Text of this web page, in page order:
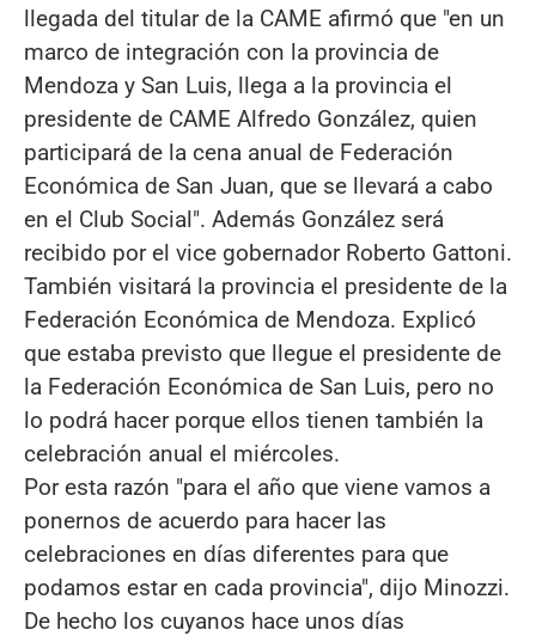
llegada del titular de la CAME afirmó que "en un
marco de integración con la provincia de
Mendoza y San Luis, llega a la provincia el
presidente de CAME Alfredo González, quien
participará de la cena anual de Federación
Económica de San Juan, que se llevará a cabo
en el Club Social". Además González será
recibido por el vice gobernador Roberto Gattoni.
También visitará la provincia el presidente de la
Federación Económica de Mendoza. Explicó
que estaba previsto que llegue el presidente de
la Federación Económica de San Luis, pero no
lo podrá hacer porque ellos tienen también la
celebración anual el miércoles.
Por esta razón "para el año que viene vamos a
ponernos de acuerdo para hacer las
celebraciones en días diferentes para que
podamos estar en cada provincia", dijo Minozzi.
De hecho los cuyanos hace unos días